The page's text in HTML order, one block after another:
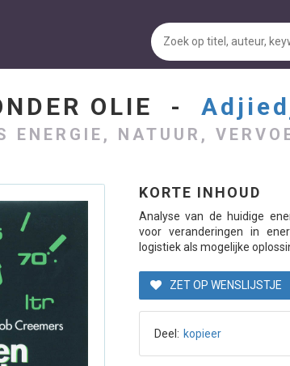
OLIE -
ENERGIE, NATUUR,
KORTE INHOUD
Analyse van de huidige
voor veranderingen in
logistiek als mogelijke
ZET OP WENSLIJSTJE
Deel: kopieer